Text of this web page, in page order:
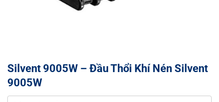
Silvent 9005W – Đầu Thổi Khí Nén Silvent
9005W